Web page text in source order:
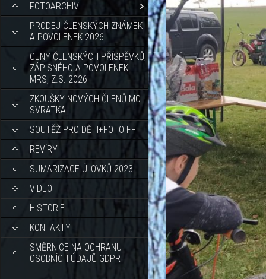
FOTOARCHIV
PRODEJ ČLENSKÝCH ZNÁMEK
A POVOLENEK 2026
CENY ČLENSKÝCH PŘÍSPĚVKŮ,
ZÁPISNÉHO A POVOLENEK
MRS, Z.S. 2026
ZKOUŠKY NOVÝCH ČLENŮ MO
SVRATKA
SOUTĚŽ PRO DĚTI+FOTO FF
REVÍRY
SUMARIZACE ÚLOVKŮ 2023
VIDEO
HISTORIE
KONTAKTY
SMĚRNICE NA OCHRANU
OSOBNÍCH ÚDAJŮ GDPR